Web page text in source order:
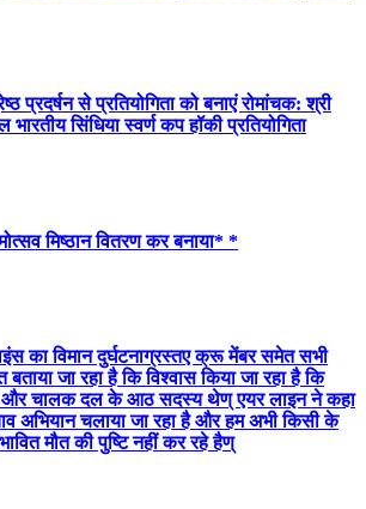
प्रदर्षन से प्रतियोगिता को बनाएं रोमांचक: श्री
सिंधिया स्वर्ण कप हॉकी प्रतियोगिता
मिष्ठान वितरण कर बनाया* *
का विमान दुर्घटनाग्रस्तए क्रू मेंबर समेत सभी
बताया जा रहा है कि विश्वास किया जा रहा है कि
और चालक दल के आठ सदस्य थेण् एयर लाइन ने कहा
अभियान चलाया जा रहा है और हम अभी किसी के
मौत की पुष्टि नहीं कर रहे हैण्